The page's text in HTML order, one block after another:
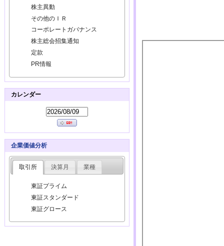
株主異動
その他のＩＲ
コーポレートガバナンス
株主総会招集通知
定款
PR情報
カレンダー
企業価値分析
取引所 決算月 業種
東証プライム
東証スタンダード
東証グロース